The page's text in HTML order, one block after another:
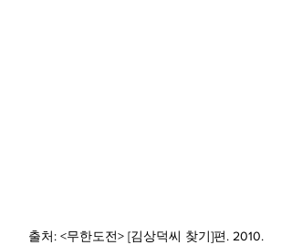
출처: <무한도전> [김상덕씨 찾기]편. 2010.